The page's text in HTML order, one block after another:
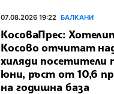
07.08.2026 19:22 БАЛКАНИ
КосоваПрес:
Косово отчитат
хиляди посетители
юни, ръст от 10,6
на годишна база